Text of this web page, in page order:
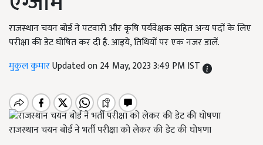
राजस्थान चयन बोर्ड ने पटवारी और कृषि पर्यवेक्षक सहित अन्य पदों के लिए
परीक्षा की डेट घोषित कर दी है. आइये, तिथियों पर एक नजर डालें.
मुकुल कुमारUpdated on 24 May, 2023 3:49 PM IST
राजस्थान चयन बोर्ड ने भर्ती परीक्षा को लेकर की डेट की घोषणा